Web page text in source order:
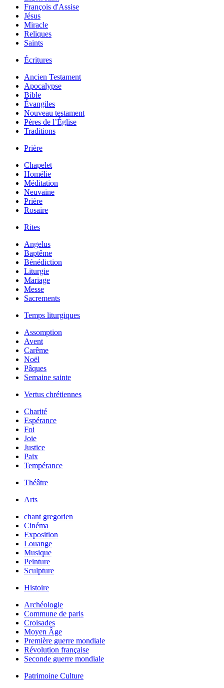
François d'Assise
Jésus
Miracle
Reliques
Saints
Écritures
Ancien Testament
Apocalypse
Bible
Évangiles
Nouveau testament
Pères de l’Église
Traditions
Prière
Chapelet
Homélie
Méditation
Neuvaine
Prière
Rosaire
Rites
Angelus
Baptême
Bénédiction
Liturgie
Mariage
Messe
Sacrements
Temps liturgiques
Assomption
Avent
Carême
Noël
Pâques
Semaine sainte
Vertus chrétiennes
Charité
Espérance
Foi
Joie
Justice
Paix
Tempérance
Théâtre
Arts
chant gregorien
Cinéma
Exposition
Louange
Musique
Peinture
Sculpture
Histoire
Archéologie
Commune de paris
Croisades
Moyen Âge
Première guerre mondiale
Révolution française
Seconde guerre mondiale
Patrimoine Culture